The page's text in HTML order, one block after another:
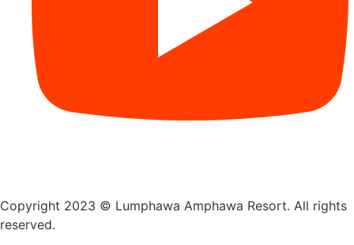
Copyright 2023 © Lumphawa Amphawa Resort. All rights
reserved.